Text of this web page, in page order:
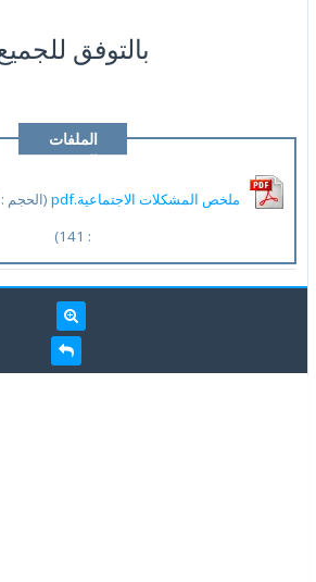
بالتوفق للجميع
الملفات
المرفقة
ملخص المشكلات الاجتماعية.pdf